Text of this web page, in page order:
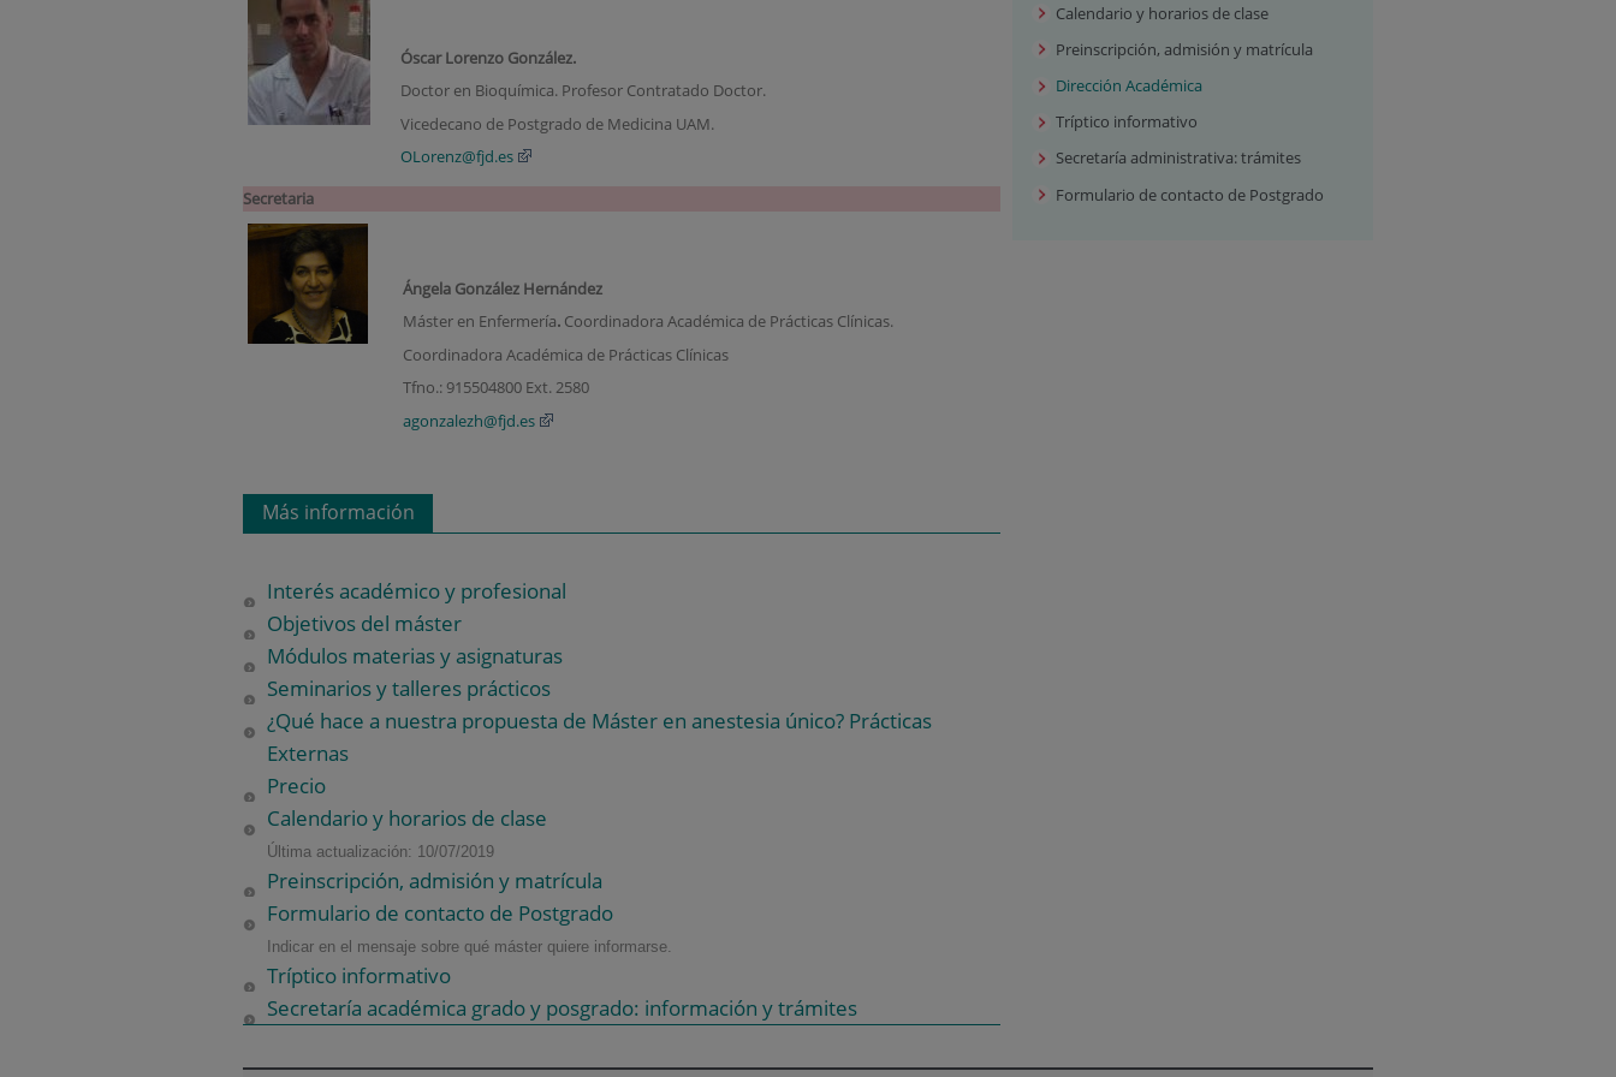
Óscar Lorenzo González.
Doctor en Bioquímica. Profesor Contratado Doctor.
Vicedecano de Postgrado de Medicina UAM.
OLorenz@fjd.es
Secretaria
Ángela González Hernández
Máster en Enfermería. Coordinadora Académica de Prácticas Clínicas.
Coordinadora Académica de Prácticas Clínicas
Tfno.: 915504800 Ext. 2580
agonzalezh@fjd.es
Más información
Interés académico y profesional
Objetivos del máster
Módulos materias y asignaturas
Seminarios y talleres prácticos
¿Qué hace a nuestra propuesta de Máster en anestesia único? Prácticas
Externas
Precio
Calendario y horarios de clase
Última actualización: 10/07/2019
Preinscripción, admisión y matrícula
Formulario de contacto de Postgrado
Indicar en el mensaje sobre qué máster quiere informarse.
Tríptico informativo
Secretaría académica grado y posgrado: información y trámites
Calendario y horarios de clase
Preinscripción, admisión y matrícula
Dirección Académica
Tríptico informativo
Secretaría administrativa: trámites
Formulario de contacto de Postgrado